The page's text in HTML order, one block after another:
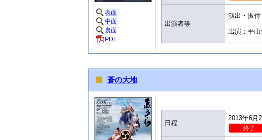
表面
中面
裏面
PDF
出演者等
演出・振
出演：平
蒼の大地
日程
2013年6月
終了